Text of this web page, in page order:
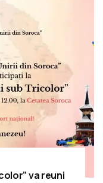
va reuni